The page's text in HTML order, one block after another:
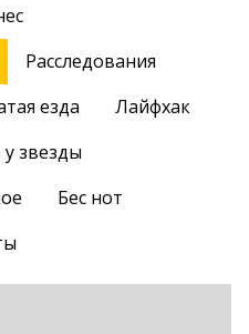
Расследования
езда
Лайфхак
у звезды
Бес нот